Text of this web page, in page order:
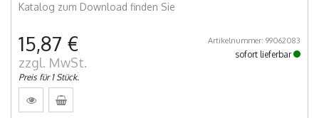
Katalog zum Download finden Sie
15,87 €
zzgl. MwSt.
Preis für 1 Stück.
Artikelnummer: 99062083
sofort lieferbar